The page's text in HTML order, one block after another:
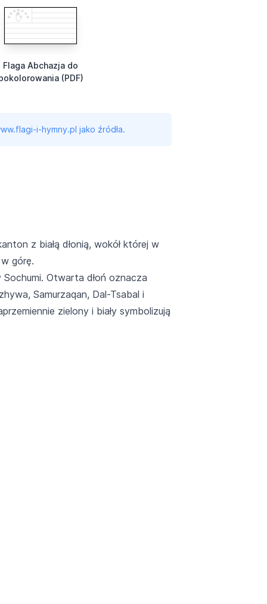
Flaga Abchazja do
(PDF)
i-hymny.pl jako źródła.
z białą dłonią, wokół której w
górę.
Otwarta dłoń oznacza
Samurzaqan, Dal-Tsabal i
zielony i biały symbolizują